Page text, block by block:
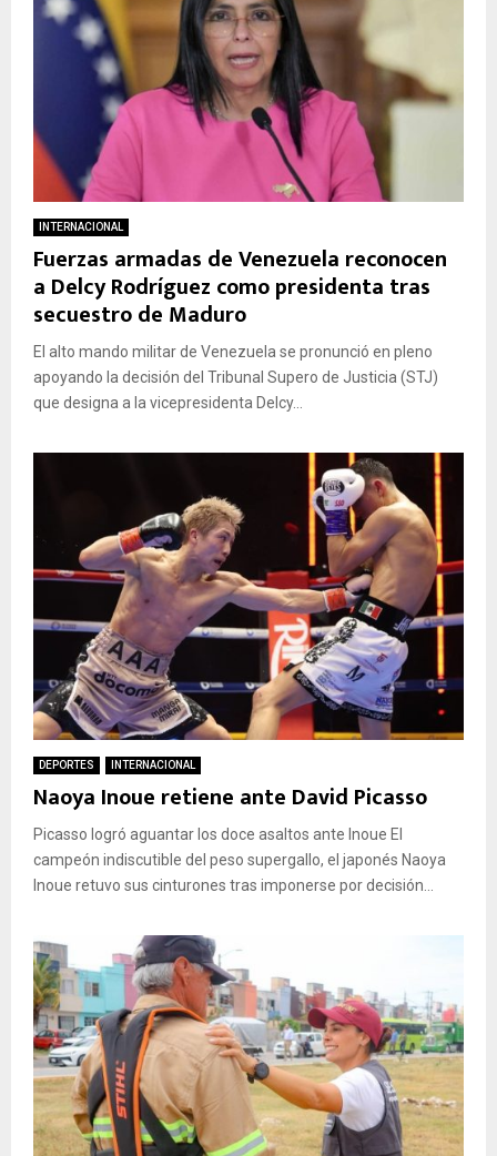
INTERNACIONAL
Fuerzas armadas de Venezuela reconocen
a Delcy Rodríguez como presidenta tras
secuestro de Maduro
El alto mando militar de Venezuela se pronunció en pleno
apoyando la decisión del Tribunal Supero de Justicia (STJ)
que designa a la vicepresidenta Delcy...
DEPORTES INTERNACIONAL
Naoya Inoue retiene ante David Picasso
Picasso logró aguantar los doce asaltos ante Inoue El
campeón indiscutible del peso supergallo, el japonés Naoya
Inoue retuvo sus cinturones tras imponerse por decisión...